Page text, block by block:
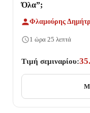
Όλα”;
Φλαμούρης
1 ώρα 25 λεπτά
Τιμή σεμιναρίου: